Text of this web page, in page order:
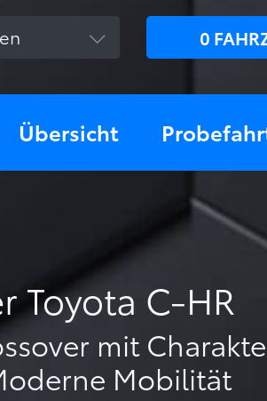
0
Übersicht
Toyota C-HR
mit
Mobilität